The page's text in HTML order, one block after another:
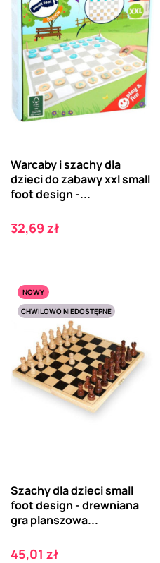
Warcaby i szachy dla
dzieci do zabawy xxl small
foot design -...
Cena
32,69 zł
NOWY
CHWILOWO NIEDOSTĘPNE
Szachy dla dzieci small
foot design - drewniana
gra planszowa...
Cena
45,01 zł